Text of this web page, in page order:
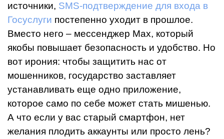
источники, SMS-подтверждение для входа в
Госуслуги постепенно уходит в прошлое.
Вместо него – мессенджер Max, который
якобы повышает безопасность и удобство. Но
вот ирония: чтобы защитить нас от
мошенников, государство заставляет
устанавливать еще одно приложение,
которое само по себе может стать мишенью.
А что если у вас старый смартфон, нет
желания плодить аккаунты или просто лень?